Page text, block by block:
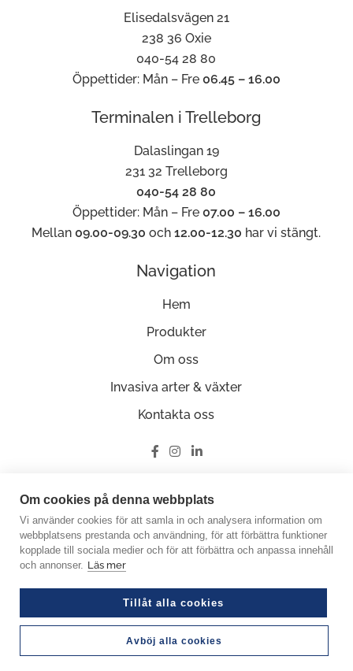
Elisedalsvägen 21
238 36 Oxie
040-54 28 80
Öppettider: Mån – Fre 06.45 – 16.00
Terminalen i Trelleborg
Dalaslingan 19
231 32 Trelleborg
040-54 28 80
Öppettider: Mån – Fre 07.00 – 16.00
Mellan09.00-09.30 och12.00-12.30 har vi stängt.
Navigation
Hem
Produkter
Om oss
Invasiva arter & växter
Kontakta oss
Ge oss en recension på Google
© Copyright 2026 Miljöfabriken
Crafted by Good Guys Web Agency
Org.nummer: 556585-0848
Personuppgiftspolicy
Om cookies på denna webbplats
Vi använder cookies för att samla in och analysera information om
webbplatsens prestanda och användning, för att förbättra funktioner
kopplade till sociala medier och för att förbättra och anpassa innehåll
och annonser. Läs mer
Tillåt alla cookies
Avböj alla cookies